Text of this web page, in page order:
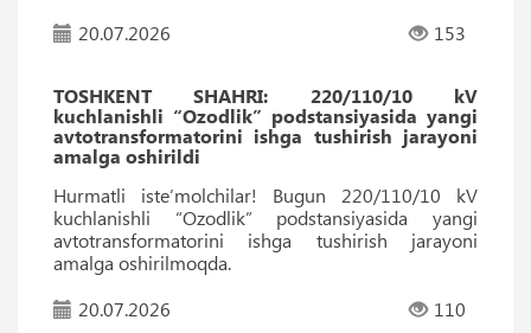
20.07.2026
153
TOSHKENT SHAHRI: 220/110/10 kV
kuchlanishli “Ozodlik” podstansiyasida yangi
avtotransformatorini ishga tushirish jarayoni
amalga oshirildi
Hurmatli iste’molchilar! Bugun 220/110/10 kV
kuchlanishli “Ozodlik” podstansiyasida yangi
avtotransformatorini ishga tushirish jarayoni
amalga oshirilmoqda.
20.07.2026
110